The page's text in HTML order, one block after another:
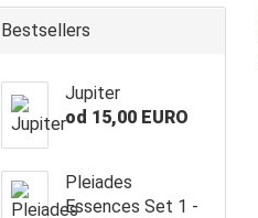
Bestsellers
Jupiter
od 15,00 EURO
Pleiades
Essences Set 1 -